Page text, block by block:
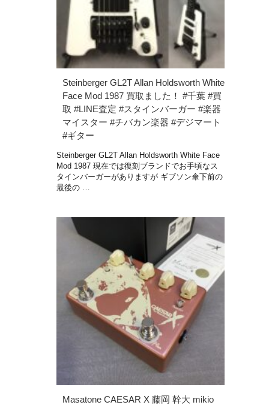
Steinberger GL2T Allan Holdsworth White
Face Mod 1987 買取ました！ #千葉 #買
取 #LINE査定 #スタインバーガー #楽器
マイスター #チバカン楽器 #デジマート
#ギター
Steinberger GL2T Allan Holdsworth White Face
Mod 1987 現在では復刻ブランドでお手頃なス
タインバーガーがありますが ギブソン傘下前の
最後の …
Masatone CAESAR X 藤岡 幹大 mikio